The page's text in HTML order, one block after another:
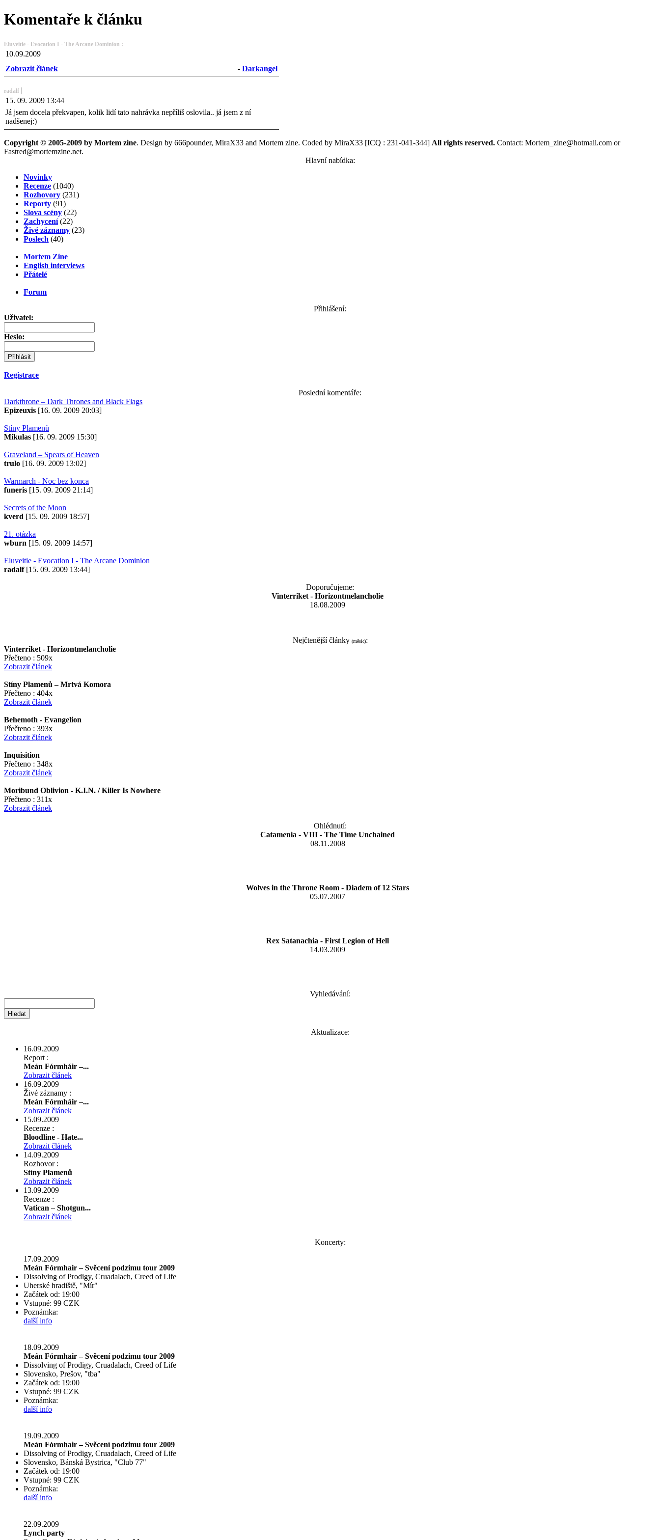
Komentaře k článku
Eluveitie - Evocation I - The Arcane Dominion :
10.09.2009
Zobrazit článek
- Darkangel
radalf |
15. 09. 2009 13:44
Já jsem docela překvapen, kolik lidí tato nahrávka nepříliš oslovila.. já jsem z ní
nadšenej:)
Copyright © 2005-2009 by Mortem zine. Design by 666pounder, MiraX33 and Mortem zine. Coded by MiraX33 [ICQ : 231-041-344] All rights reserved. Contact: Mortem_zine@hotmail.com or
Fastred@mortemzine.net.
Hlavní nabídka:
Novinky
Recenze (1040)
Rozhovory (231)
Reporty (91)
Slova scény (22)
Zachycení (22)
Živé záznamy (23)
Poslech (40)
Mortem Zine
English interviews
Přátelé
Forum
Přihlášení:
Uživatel:
Heslo:
Registrace
Poslední komentáře:
Darkthrone – Dark Thrones and Black Flags
Epizeuxis [16. 09. 2009 20:03]
Stíny Plamenů
Mikulas [16. 09. 2009 15:30]
Graveland – Spears of Heaven
trulo [16. 09. 2009 13:02]
Warmarch - Noc bez konca
funeris [15. 09. 2009 21:14]
Secrets of the Moon
kverd [15. 09. 2009 18:57]
21. otázka
wburn [15. 09. 2009 14:57]
Eluveitie - Evocation I - The Arcane Dominion
radalf[15. 09. 2009 13:44]
Doporučujeme:
Vinterriket - Horizontmelancholie
18.08.2009
Nejčtenější články (měsíc):
Vinterriket - Horizontmelancholie
Přečteno : 509x
Zobrazit článek
Stíny Plamenů – Mrtvá Komora
Přečteno : 404x
Zobrazit článek
Behemoth - Evangelion
Přečteno : 393x
Zobrazit článek
Inquisition
Přečteno : 348x
Zobrazit článek
Moribund Oblivion - K.I.N. / Killer Is Nowhere
Přečteno : 311x
Zobrazit článek
Ohlédnutí:
Catamenia - VIII - The Time Unchained
08.11.2008
Wolves in the Throne Room - Diadem of 12 Stars
05.07.2007
Rex Satanachia - First Legion of Hell
14.03.2009
Vyhledávání:
Aktualizace:
16.09.2009
Report :
Meán Fórmháir –...
Zobrazit článek
16.09.2009
Živé záznamy :
Meán Fórmháir –...
Zobrazit článek
15.09.2009
Recenze :
Bloodline - Hate...
Zobrazit článek
14.09.2009
Rozhovor :
Stíny Plamenů
Zobrazit článek
13.09.2009
Recenze :
Vatican – Shotgun...
Zobrazit článek
Koncerty:
17.09.2009
Meán Fórmhair – Svěcení podzimu tour 2009
Dissolving of Prodigy, Cruadalach, Creed of Life
Uherské hradiště, "Mír"
Začátek od: 19:00
Vstupné: 99 CZK
Poznámka:
další info
18.09.2009
Meán Fórmhair – Svěcení podzimu tour 2009
Dissolving of Prodigy, Cruadalach, Creed of Life
Slovensko, Prešov, "tba"
Začátek od: 19:00
Vstupné: 99 CZK
Poznámka:
další info
19.09.2009
Meán Fórmhair – Svěcení podzimu tour 2009
Dissolving of Prodigy, Cruadalach, Creed of Life
Slovensko, Bánská Bystrica, "Club 77"
Začátek od: 19:00
Vstupné: 99 CZK
Poznámka:
další info
22.09.2009
Lynch party